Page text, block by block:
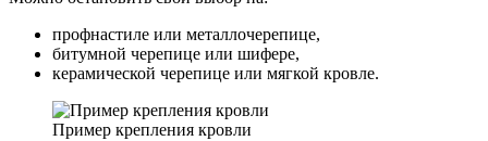
профнастиле или металлочерепице,
битумной черепице или шифере,
керамической черепице или мягкой кровле.
Пример крепления кровли